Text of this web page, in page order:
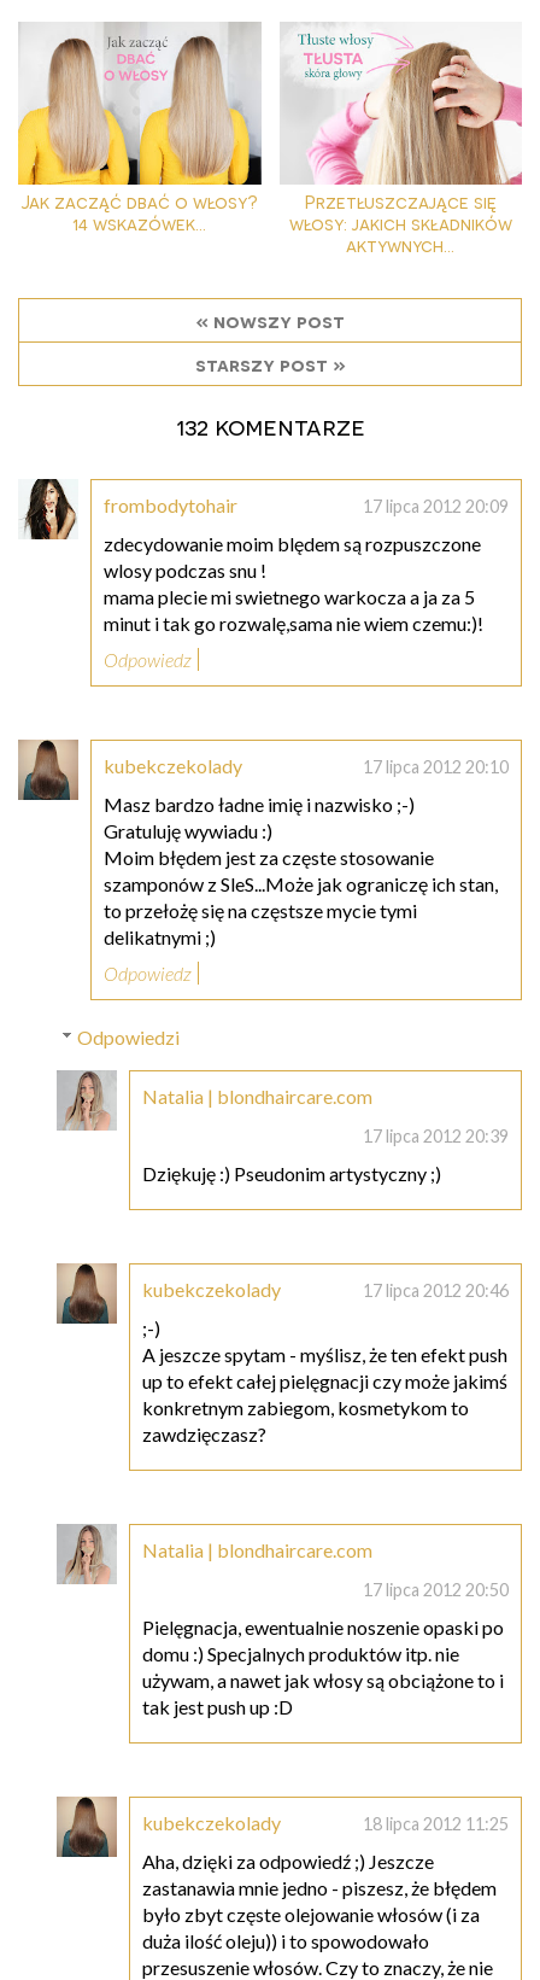
Jak zacząć dbać o włosy?
14 wskazówek...
Przetłuszczające się
włosy: jakich składników
aktywnych...
« nowszy post
starszy post »
132 komentarze
frombodytohair 17 lipca 2012 20:09
zdecydowanie moim blędem są rozpuszczone
wlosy podczas snu !
mama plecie mi swietnego warkocza a ja za 5
minut i tak go rozwalę,sama nie wiem czemu:)!
Odpowiedz
kubekczekolady 17 lipca 2012 20:10
Masz bardzo ładne imię i nazwisko ;-)
Gratuluję wywiadu :)
Moim błędem jest za częste stosowanie
szamponów z SleS...Może jak ograniczę ich stan,
to przełożę się na częstsze mycie tymi
delikatnymi ;)
Odpowiedz
Odpowiedzi
Natalia | blondhaircare.com
17 lipca 2012 20:39
Dziękuję :) Pseudonim artystyczny ;)
kubekczekolady 17 lipca 2012 20:46
;-)
A jeszcze spytam - myślisz, że ten efekt push
up to efekt całej pielęgnacji czy może jakimś
konkretnym zabiegom, kosmetykom to
zawdzięczasz?
Natalia | blondhaircare.com
17 lipca 2012 20:50
Pielęgnacja, ewentualnie noszenie opaski po
domu :) Specjalnych produktów itp. nie
używam, a nawet jak włosy są obciążone to i
tak jest push up :D
kubekczekolady 18 lipca 2012 11:25
Aha, dzięki za odpowiedź ;) Jeszcze
zastanawia mnie jedno - piszesz, że błędem
było zbyt częste olejowanie włosów (i za
duża ilość oleju)) i to spowodowało
przesuszenie włosów. Czy to znaczy, że nie